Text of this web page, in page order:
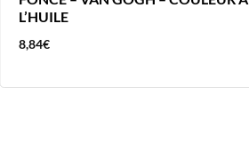
L’HUILE
8,84€